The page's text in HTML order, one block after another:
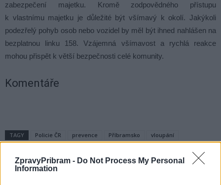
ZpravyPribram - Do Not Process My Personal
Information
zabezpečení majetku. Kromě zodpovědného přístupu
k vlastnímu majetku je důležité být všímavý k okolí. Jakýkoli
podezřelý pohyb osob nebo vozidel by měl být ihned nahlášen na
bezplatnou linku 158. Vzájemná všímavost a rychlá reakce
mohou přispět k větší bezpečnosti celé komunity.
Komentáře
TAGY Policie ČR prevence Příbramsko vloupání